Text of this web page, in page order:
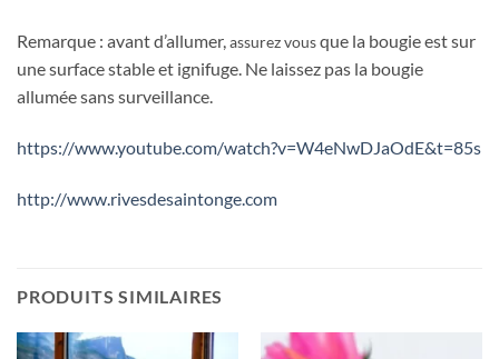
Remarque : avant d’allumer,assurez vousque la bougie est sur
une surface stable et ignifuge. Ne laissez pas la bougie
allumée sans surveillance.
https://www.youtube.com/watch?v=W4eNwDJaOdE&t=85s
http://www.rivesdesaintonge.com
PRODUITS SIMILAIRES